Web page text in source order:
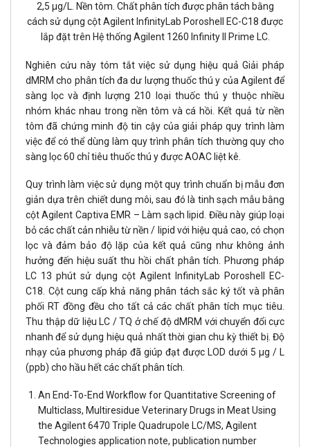
2,5 μg/L. Nền tôm. Chất phân tích được phân tách bằng
cách sử dụng cột Agilent InfinityLab Poroshell EC-C18 được
lắp đặt trên Hệ thống Agilent 1260 Infinity II Prime LC.
Nghiên cứu này tóm tắt việc sử dụng hiệu quả Giải pháp
dMRM cho phân tích đa dư lượng thuốc thú y của Agilent để
sàng lọc và định lượng 210 loại thuốc thú y thuộc nhiều
nhóm khác nhau trong nền tôm và cá hồi. Kết quả từ nền
tôm đã chứng minh độ tin cậy của giải pháp quy trình làm
việc để có thể dùng làm quy trình phân tích thường quy cho
sàng lọc 60 chỉ tiêu thuốc thú y được AOAC liệt kê.
Quy trình làm việc sử dụng một quy trình chuẩn bị mẫu đơn
giản dựa trên chiết dung môi, sau đó là tinh sạch mẫu bằng
cột Agilent Captiva EMR – Làm sạch lipid. Điều này giúp loại
bỏ các chất cản nhiễu từ nền / lipid với hiệu quả cao, có chọn
lọc và đảm bảo độ lặp của kết quả cũng như không ảnh
hưởng đến hiệu suất thu hồi chất phân tích. Phương pháp
LC 13 phút sử dụng cột Agilent InfinityLab Poroshell EC-
C18. Cột cung cấp khả năng phân tách sắc ký tốt và phân
phối RT đồng đều cho tất cả các chất phân tích mục tiêu.
Thu thập dữ liệu LC / TQ ở chế độ dMRM với chuyển đổi cực
nhanh để sử dụng hiệu quả nhất thời gian chu kỳ thiết bị. Độ
nhạy của phương pháp đã giúp đạt được LOD dưới 5 µg / L
(ppb) cho hầu hết các chất phân tích.
An End-To-End Workflow for Quantitative Screening of
Multiclass, Multiresidue Veterinary Drugs in Meat Using
the Agilent 6470 Triple Quadrupole LC/MS, Agilent
Technologies application note, publication number